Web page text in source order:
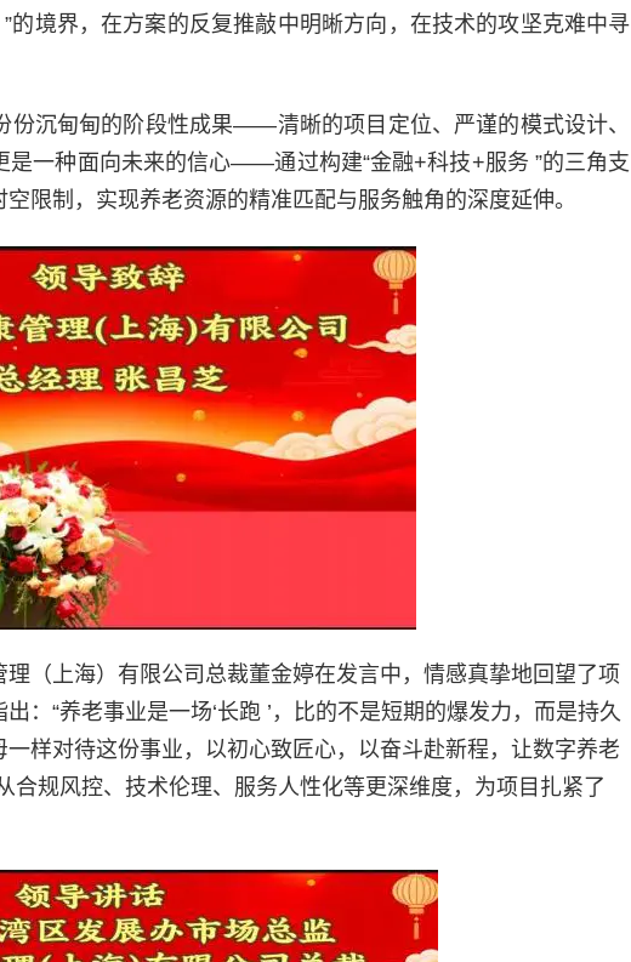
的境界，在方案的反复推敲中明晰方向，在技术的攻坚克难中寻
份沉甸甸的阶段性成果——清晰的项目定位、严谨的模式设计、
一种面向未来的信心——通过构建“金融+科技+服务 ”的三角支
限制，实现养老资源的精准匹配与服务触角的深度延伸。
（上海）有限公司总裁董金婷在发言中，情感真挚地回望了项
：“养老事业是一场‘长跑 ’，比的不是短期的爆发力，而是持久
样对待这份事业，以初心致匠心，以奋斗赴新程，让数字养老
合规风控、技术伦理、服务人性化等更深维度，为项目扎紧了